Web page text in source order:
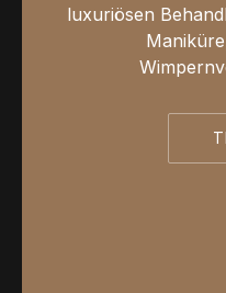
luxuriösen